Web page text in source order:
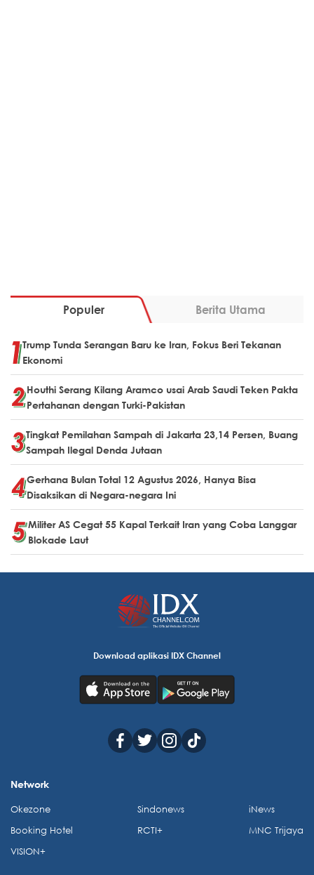
Populer Berita Utama
Trump Tunda Serangan Baru ke Iran, Fokus Beri Tekanan
Ekonomi
Houthi Serang Kilang Aramco usai Arab Saudi Teken Pakta
Pertahanan dengan Turki-Pakistan
Tingkat Pemilahan Sampah di Jakarta 23,14 Persen, Buang
Sampah Ilegal Denda Jutaan
Gerhana Bulan Total 12 Agustus 2026, Hanya Bisa
Disaksikan di Negara-negara Ini
Militer AS Cegat 55 Kapal Terkait Iran yang Coba Langgar
Blokade Laut
Download aplikasi IDX Channel
Network
Okezone
Booking Hotel
VISION+
Sindonews
RCTI+
iNews
MNC Trijaya